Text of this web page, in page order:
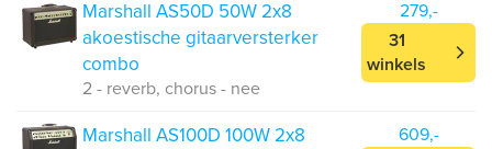
Marshall AS50D 50W 2x8
akoestische gitaarversterker
combo
2 - reverb, chorus - nee
279,-
31
winkels
Marshall AS100D 100W 2x8
609,-